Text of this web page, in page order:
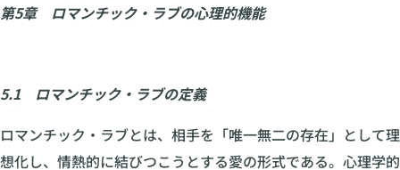
第5章 ロマンチック・ラブの心理的機能
5.1 ロマンチック・ラブの定義
ロマンチック・ラブとは、相手を「唯一無二の存在」として理
想化し、情熱的に結びつこうとする愛の形式である。心理学的